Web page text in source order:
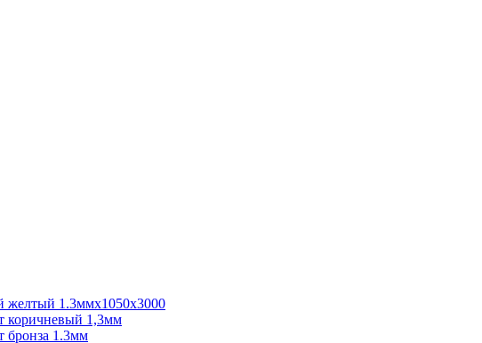
желтый 1.3ммх1050х3000
коричневый 1,3мм
бронза 1.3мм